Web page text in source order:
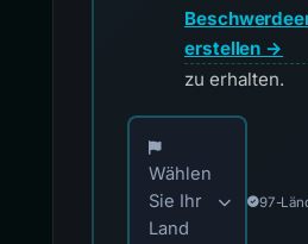
erstellen →
zu erhalten.
Wählen Sie Ihr
Wählen
Sie Ihr
Land
97-